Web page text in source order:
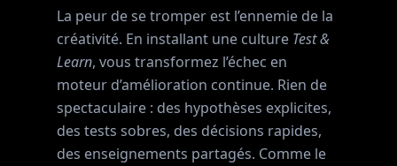
La peur de se tromper est l’ennemie de la
créativité. En installant une culture Test &
Learn, vous transformez l’échec en
moteur d’amélioration continue. Rien de
spectaculaire : des hypothèses explicites,
des tests sobres, des décisions rapides,
des enseignements partagés. Comme le